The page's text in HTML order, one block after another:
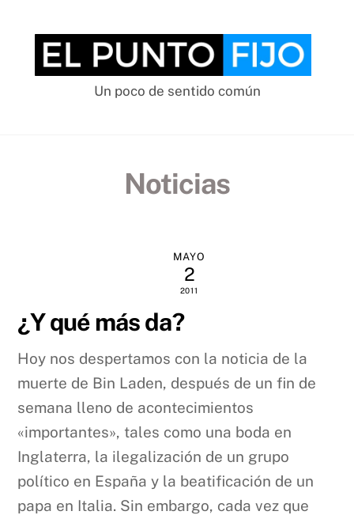
content
Un poco de sentido común
Noticias
MAYO
2
2011
¿Y qué más da?
Hoy nos despertamos con la noticia de la
muerte de Bin Laden, después de un fin de
semana lleno de acontecimientos
«importantes», tales como una boda en
Inglaterra, la ilegalización de un grupo
político en España y la beatificación de un
papa en Italia. Sin embargo, cada vez que